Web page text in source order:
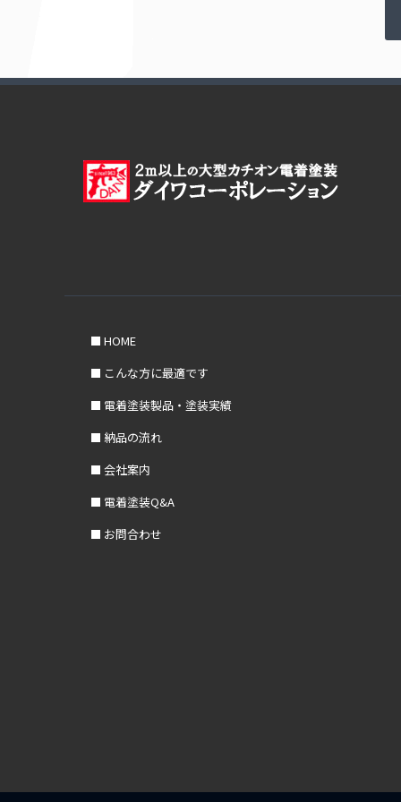
HOME
こんな方に最適です
電着塗装製品・塗装実績
納品の流れ
会社案内
電着塗装Q&A
お問合わせ